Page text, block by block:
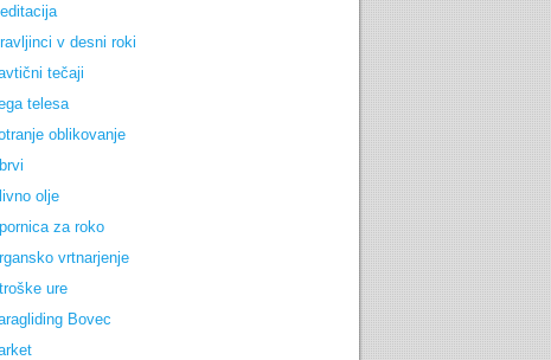
v desni roki
tečaji
telesa
oblikovanje
olje
za roko
vrtnarjenje
ure
Bovec